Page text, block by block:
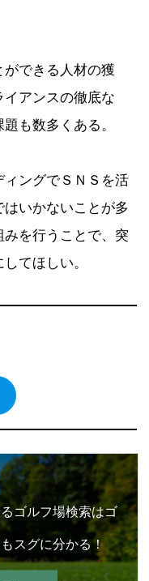
できる人材の獲
アンスの徹底な
も数多くある。
ングでＳＮＳを活
いかないことが多
を行うことで、突
てほしい。
ゴルフ場検索はゴ
スグに分かる！